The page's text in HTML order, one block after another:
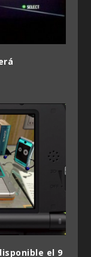
el 9